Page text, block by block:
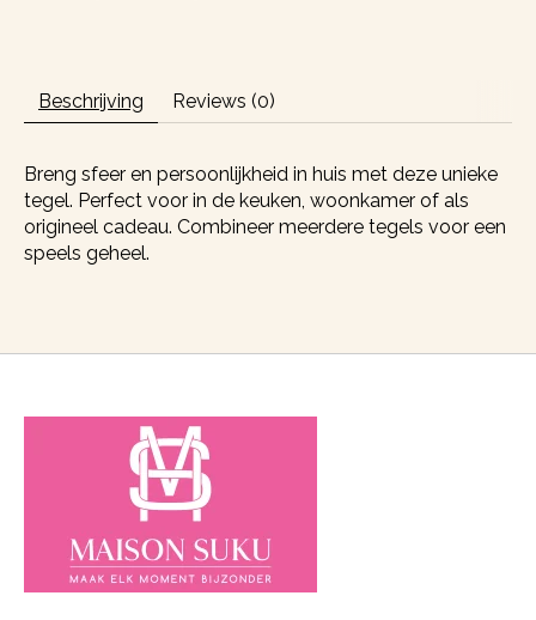
Beschrijving Reviews (0)
Breng sfeer en persoonlijkheid in huis met deze unieke
tegel. Perfect voor in de keuken, woonkamer of als
origineel cadeau. Combineer meerdere tegels voor een
speels geheel.